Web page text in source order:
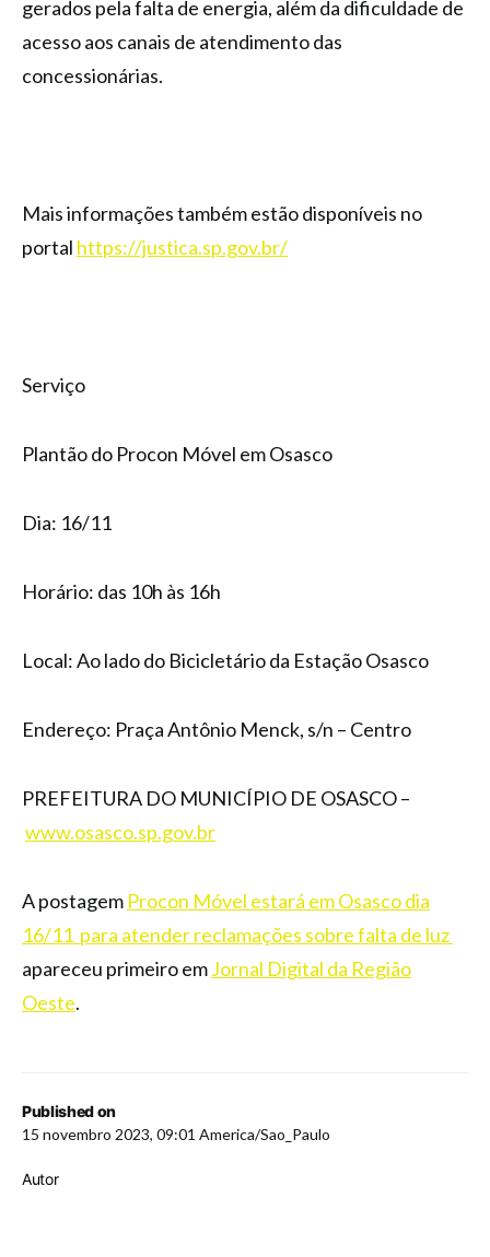
Published on
15 novembro 2023, 09:01 America/Sao_Paulo
Autor
gerados pela falta de energia, além da dificuldade de
acesso aos canais de atendimento das
concessionárias.
Mais informações também estão disponíveis no
portal https://justica.sp.gov.br/
Serviço
Plantão do Procon Móvel em Osasco
Dia: 16/11
Horário: das 10h às 16h
Local: Ao lado do Bicicletário da Estação Osasco
Endereço: Praça Antônio Menck, s/n – Centro
PREFEITURA DO MUNICÍPIO DE OSASCO –
www.osasco.sp.gov.br
A postagem Procon Móvel estará em Osasco dia
16/11 para atender reclamações sobre falta de luz
apareceu primeiro emJornal Digital da Região
Oeste.